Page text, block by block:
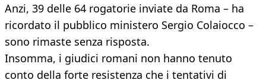
Anzi, 39 delle 64 rogatorie inviate da Roma – ha
ricordato il pubblico ministero Sergio Colaiocco –
sono rimaste senza risposta.
Insomma, i giudici romani non hanno tenuto
conto della forte resistenza che i tentativi di